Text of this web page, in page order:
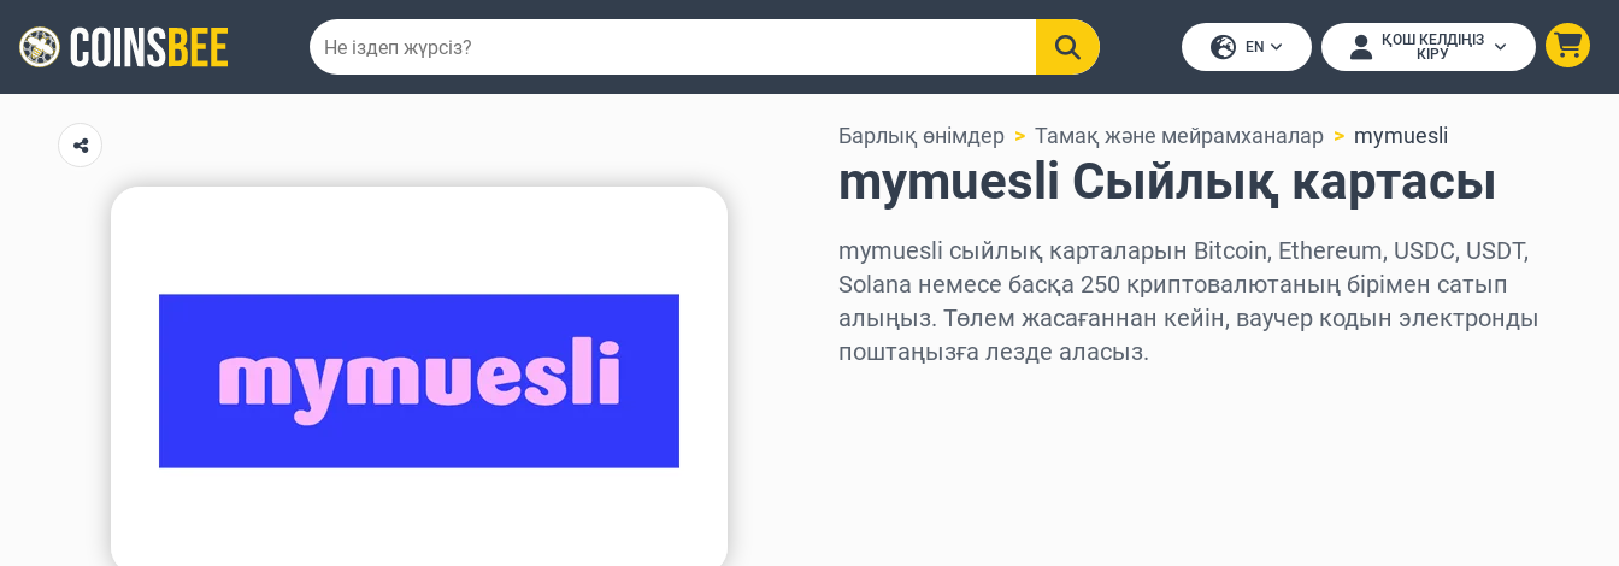
EN
ҚОШ КЕЛДІҢІЗ
КІРУ
Барлық өнімдер Тамақ және мейрамханалар mymuesli
mymuesli Сыйлық картасы
mymuesli сыйлық карталарын Bitcoin, Ethereum, USDC, USDT,
Solana немесе басқа 250 криптовалютаның бірімен сатып
алыңыз. Төлем жасағаннан кейін, ваучер кодын электронды
поштаңызға лезде аласыз.